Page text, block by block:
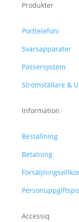
Produkter
Porttelefoni
Svarsapparater
Passersystem
Strömställare &
Information
Beställning
Betalning
Accessiq